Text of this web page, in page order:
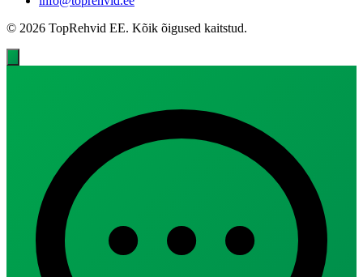
© 2026 TopRehvid EE. Kõik õigused kaitstud.